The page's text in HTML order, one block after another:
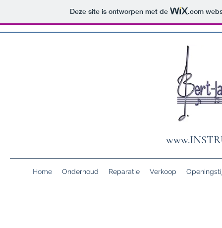
Deze site is ontworpen met de .com
Home Onderhoud Reparatie Verkoop